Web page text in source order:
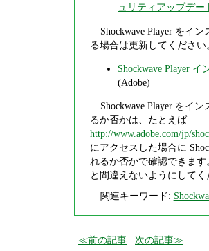
ュリティアップデー
Shockwave Player をイ
る場合は更新してください
Shockwave Player イ
(Adobe)
Shockwave Player をイ
るか否かは、たとえば
http://www.adobe.com/jp/
にアクセスした場合に
れるか否かで確認できます
と間違えないようにしてく
関連キーワード:
前の記事 次の記事